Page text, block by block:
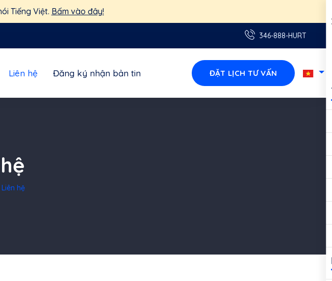
English.Click here!
346-888-HURT
Liên hệ Đăng ký nhận bản tin ĐẶT LỊCH TƯ VẤN
Liên hệ